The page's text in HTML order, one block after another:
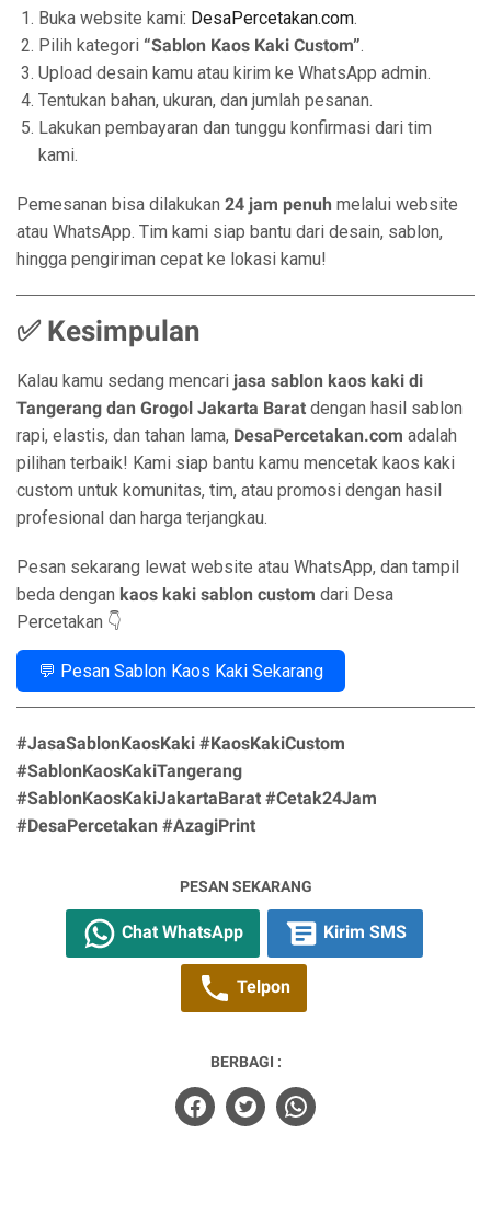
Buka website kami: DesaPercetakan.com.
Pilih kategori “Sablon Kaos Kaki Custom”.
Upload desain kamu atau kirim ke WhatsApp admin.
Tentukan bahan, ukuran, dan jumlah pesanan.
Lakukan pembayaran dan tunggu konfirmasi dari tim
kami.
Pemesanan bisa dilakukan 24 jam penuh melalui website
atau WhatsApp. Tim kami siap bantu dari desain, sablon,
hingga pengiriman cepat ke lokasi kamu!
✅ Kesimpulan
Kalau kamu sedang mencari jasa sablon kaos kaki di
Tangerang dan Grogol Jakarta Barat dengan hasil sablon
rapi, elastis, dan tahan lama, DesaPercetakan.com adalah
pilihan terbaik! Kami siap bantu kamu mencetak kaos kaki
custom untuk komunitas, tim, atau promosi dengan hasil
profesional dan harga terjangkau.
Pesan sekarang lewat website atau WhatsApp, dan tampil
beda dengan kaos kaki sablon custom dari Desa
Percetakan 👇
💬 Pesan Sablon Kaos Kaki Sekarang
#JasaSablonKaosKaki #KaosKakiCustom
#SablonKaosKakiTangerang
#SablonKaosKakiJakartaBarat #Cetak24Jam
#DesaPercetakan #AzagiPrint
PESAN SEKARANG
Chat WhatsApp Kirim SMS
Telpon
BERBAGI :